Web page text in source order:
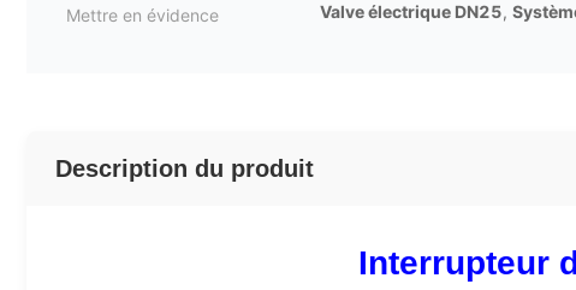
Mettre en évidence Valve électrique DN25,
Description du produit
Interrupteur